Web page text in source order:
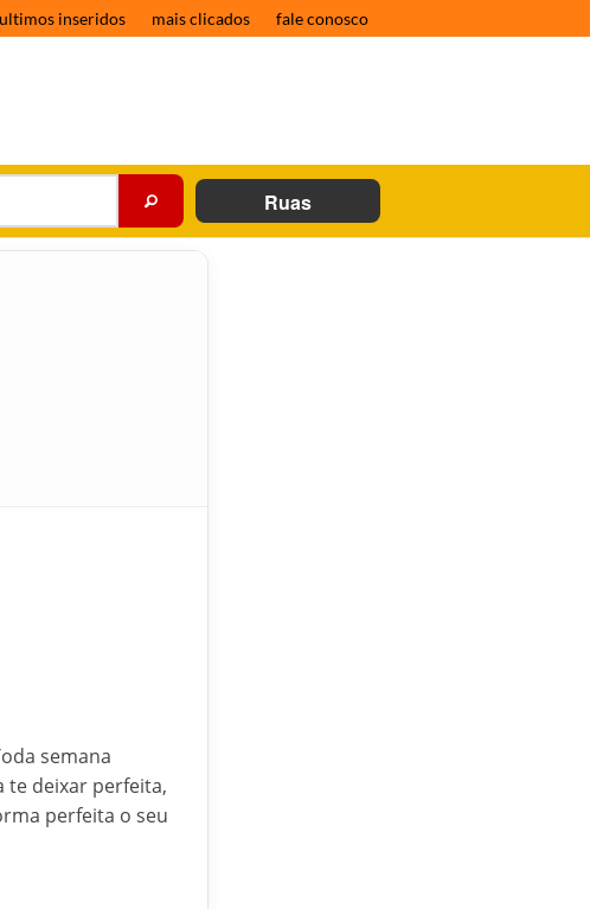
ultimos inseridos mais clicados fale conosco
Ruas
semana
te deixar perfeita,
perfeita o seu